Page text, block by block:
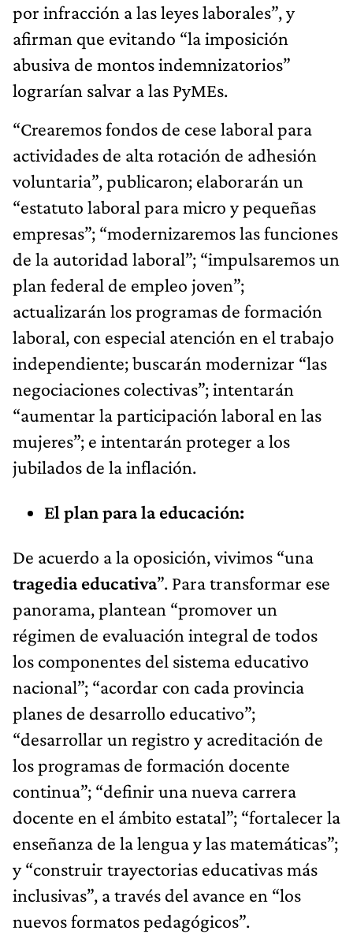
por infracción a las leyes laborales”, y
afirman que evitando “la imposición
abusiva de montos indemnizatorios”
lograrían salvar a las PyMEs.
“Crearemos fondos de cese laboral para
actividades de alta rotación de adhesión
voluntaria”, publicaron; elaborarán un
“estatuto laboral para micro y pequeñas
empresas”; “modernizaremos las funciones
de la autoridad laboral”; “impulsaremos un
plan federal de empleo joven”;
actualizarán los programas de formación
laboral, con especial atención en el trabajo
independiente; buscarán modernizar “las
negociaciones colectivas”; intentarán
“aumentar la participación laboral en las
mujeres”; e intentarán proteger a los
jubilados de la inflación.
El plan para la educación:
De acuerdo a la oposición, vivimos “una
tragedia educativa”. Para transformar ese
panorama, plantean “promover un
régimen de evaluación integral de todos
los componentes del sistema educativo
nacional”; “acordar con cada provincia
planes de desarrollo educativo”;
“desarrollar un registro y acreditación de
los programas de formación docente
continua”; “definir una nueva carrera
docente en el ámbito estatal”; “fortalecer la
enseñanza de la lengua y las matemáticas”;
y “construir trayectorias educativas más
inclusivas”, a través del avance en “los
nuevos formatos pedagógicos”.